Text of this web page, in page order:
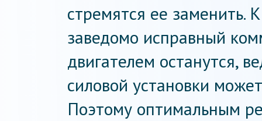
стремятся ее заменить.
заведомо исправный
двигателем останутся,
силовой установки
Поэтому оптимальным